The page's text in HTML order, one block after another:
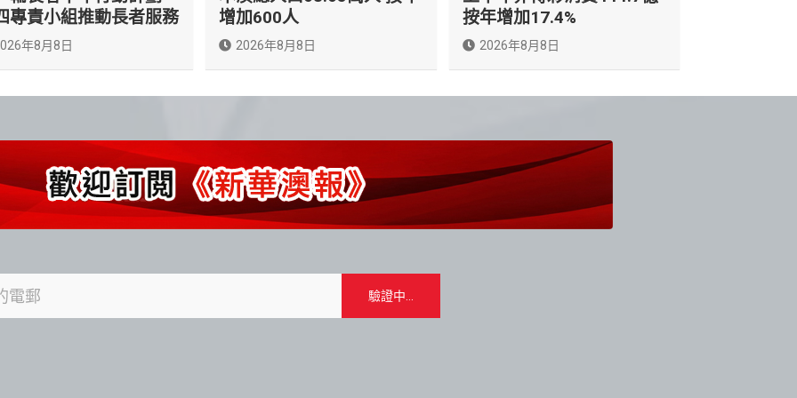
專責小組推動長者服務
年8月8日
增加600人
2026年8月8日
按年增加17.4%
2026年8月8日